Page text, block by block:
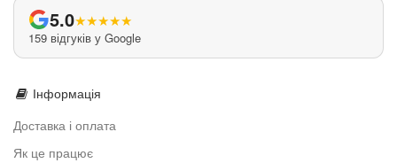
5.0★★★★★
159 відгуків у Google
Інформація
Доставка і оплата
Як це працює